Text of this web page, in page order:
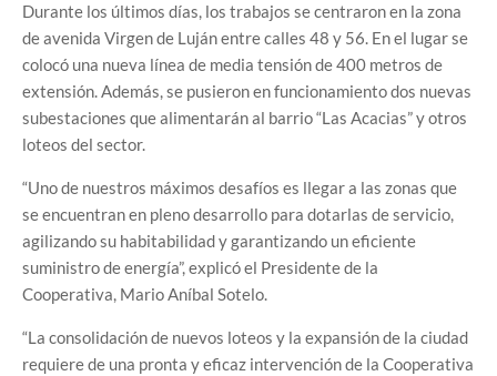
Durante los últimos días, los trabajos se centraron en la zona
de avenida Virgen de Luján entre calles 48 y 56. En el lugar se
colocó una nueva línea de media tensión de 400 metros de
extensión. Además, se pusieron en funcionamiento dos nuevas
subestaciones que alimentarán al barrio “Las Acacias” y otros
loteos del sector.
“Uno de nuestros máximos desafíos es llegar a las zonas que
se encuentran en pleno desarrollo para dotarlas de servicio,
agilizando su habitabilidad y garantizando un eficiente
suministro de energía”, explicó el Presidente de la
Cooperativa, Mario Aníbal Sotelo.
“La consolidación de nuevos loteos y la expansión de la ciudad
requiere de una pronta y eficaz intervención de la Cooperativa